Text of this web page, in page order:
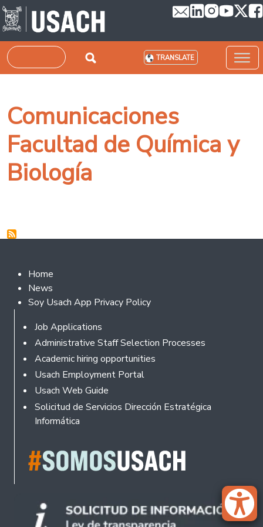
Skip to main content
Search TRANSLATE
Comunicaciones
Facultad de Química y
Biología
Footer 2
Home
News
Soy Usach App Privacy Policy
Footer
Job Applications
Administrative Staff Selection Processes
Academic hiring opportunities
Usach Employment Portal
Usach Web Guide
Solicitud de Servicios Dirección Estratégica
Informática